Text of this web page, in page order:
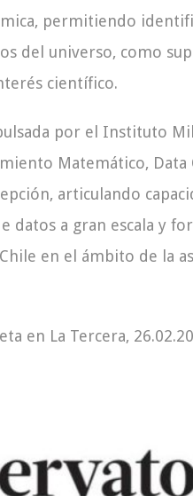
permitiendo
del universo, como
científico.
por el Instituto
Matemático, Data
articulando
datos a gran escala y
en el ámbito de la
en La Tercera,